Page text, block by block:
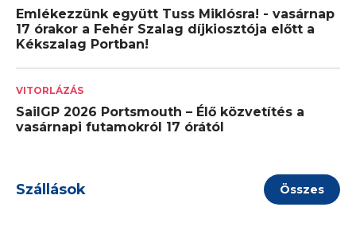
Emlékezzünk együtt Tuss Miklósra! - vasárnap
17 órakor a Fehér Szalag díjkiosztója előtt a
Kékszalag Portban!
VITORLÁZÁS
SailGP 2026 Portsmouth – Élő közvetítés a
vasárnapi futamokról 17 órától
Szállások Összes